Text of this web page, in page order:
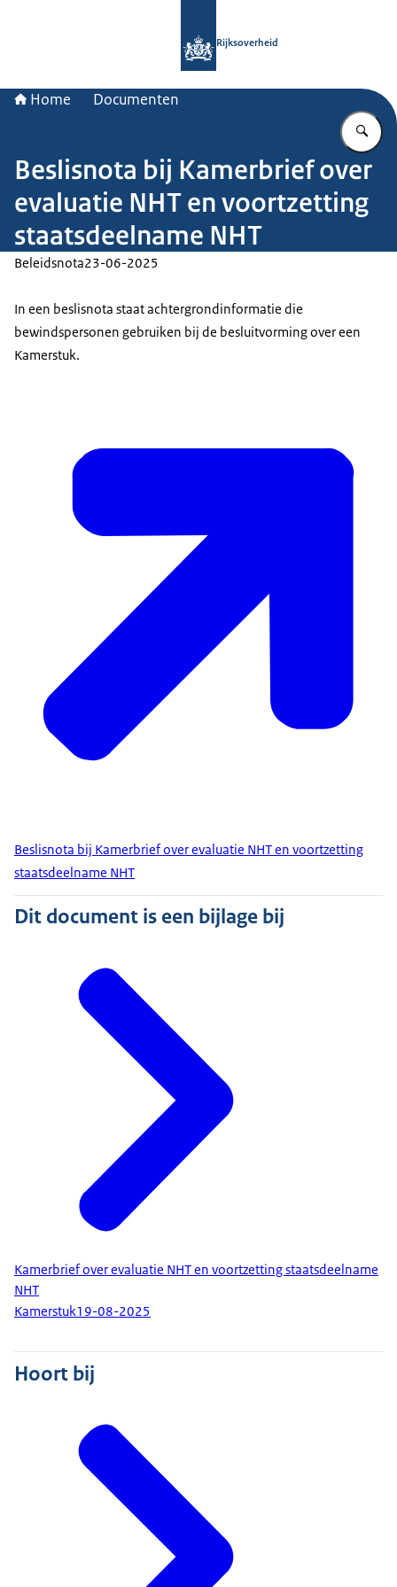
Rijksoverheid
Home Documenten
Beslisnota bij Kamerbrief over
evaluatie NHT en voortzetting
staatsdeelname NHT
Beleidsnota23-06-2025
In een beslisnota staat achtergrondinformatie die
bewindspersonen gebruiken bij de besluitvorming over een
Kamerstuk.
Beslisnota bij Kamerbrief over evaluatie NHT en voortzetting
staatsdeelname NHT
Dit document is een bijlage bij
Kamerbrief over evaluatie NHT en voortzetting staatsdeelname
NHT
Kamerstuk19-08-2025
Hoort bij